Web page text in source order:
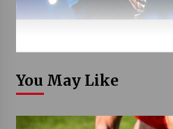
You May Like